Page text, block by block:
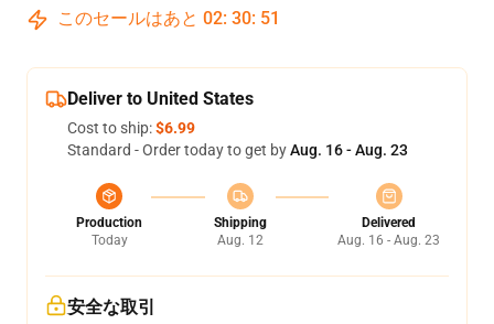
このセールはあと 02: 30: 51
Deliver to United States
Cost to ship:$6.99
Standard - Order today to get byAug. 16 - Aug. 23
Production
Today
Shipping
Aug. 12
Delivered
Aug. 16 - Aug. 23
安全な取引